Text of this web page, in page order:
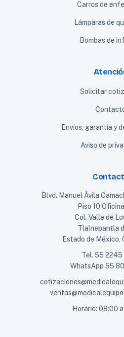
Carros de
Lámparas de
Bombas de
Solicitar
Envíos, garantía y
Aviso de
Blvd. Manuel Ávila
Piso 10
Col. Valle de
Tlalnepantla
Estado de México,
Tel. 55 2245
WhatsApp 55
Horario: 08:00